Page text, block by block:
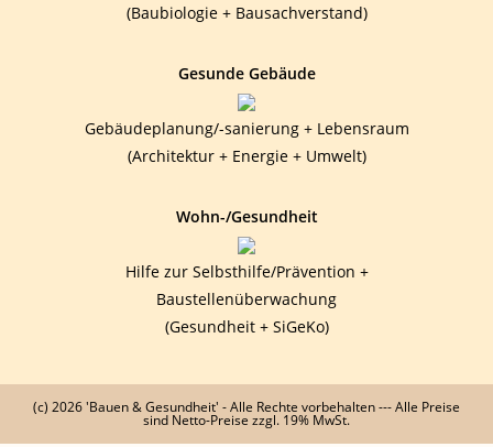
(Baubiologie + Bausachverstand)
Gesunde Gebäude
Gebäudeplanung/-sanierung + Lebensraum
(Architektur + Energie + Umwelt)
Wohn-/Gesundheit
Hilfe zur Selbsthilfe/Prävention +
Baustellenüberwachung
(Gesundheit + SiGeKo)
(c) 2026 'Bauen & Gesundheit' - Alle Rechte vorbehalten --- Alle Preise
sind Netto-Preise zzgl. 19% MwSt.